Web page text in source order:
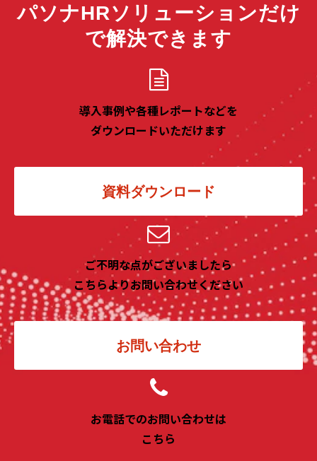
パソナHRソリューションだけ
で解決できます
導入事例や各種レポートなどを
ダウンロードいただけます
資料ダウンロード
ご不明な点がございましたら
こちらよりお問い合わせください
お問い合わせ
お電話でのお問い合わせは
こちら